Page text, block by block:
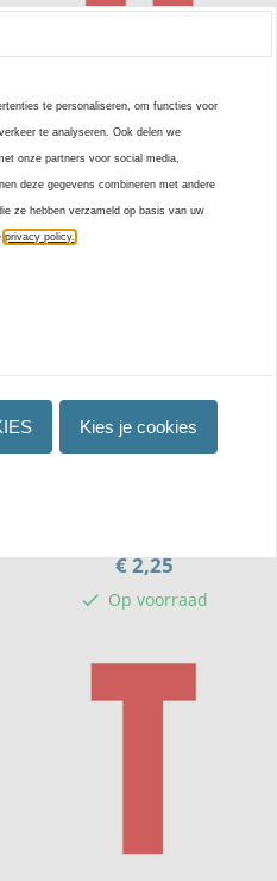
€ 2,25
€ 2,25
check Op voorraad
te personaliseren, om functies voor
te analyseren. Ook delen we
onze partners voor social media,
deze gegevens combineren met andere
ze hebben verzameld op basis van uw
privacy policy.
Kies je cookies